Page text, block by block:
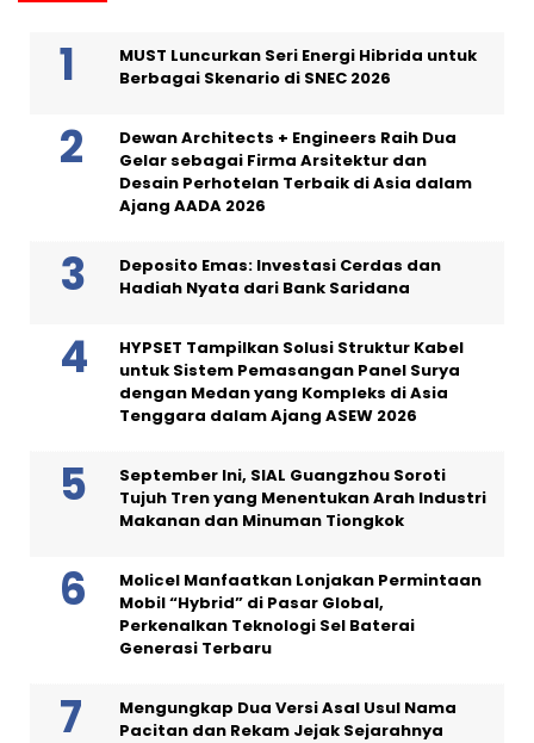
MUST Luncurkan Seri Energi Hibrida untuk
Berbagai Skenario di SNEC 2026
Dewan Architects + Engineers Raih Dua
Gelar sebagai Firma Arsitektur dan
Desain Perhotelan Terbaik di Asia dalam
Ajang AADA 2026
Deposito Emas: Investasi Cerdas dan
Hadiah Nyata dari Bank Saridana
HYPSET Tampilkan Solusi Struktur Kabel
untuk Sistem Pemasangan Panel Surya
dengan Medan yang Kompleks di Asia
Tenggara dalam Ajang ASEW 2026
September Ini, SIAL Guangzhou Soroti
Tujuh Tren yang Menentukan Arah Industri
Makanan dan Minuman Tiongkok
Molicel Manfaatkan Lonjakan Permintaan
Mobil “Hybrid” di Pasar Global,
Perkenalkan Teknologi Sel Baterai
Generasi Terbaru
Mengungkap Dua Versi Asal Usul Nama
Pacitan dan Rekam Jejak Sejarahnya